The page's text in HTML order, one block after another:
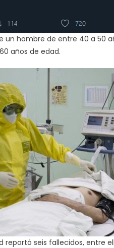
un hombre de entre 40 a 50
años de edad.
reportó seis fallecidos, entre